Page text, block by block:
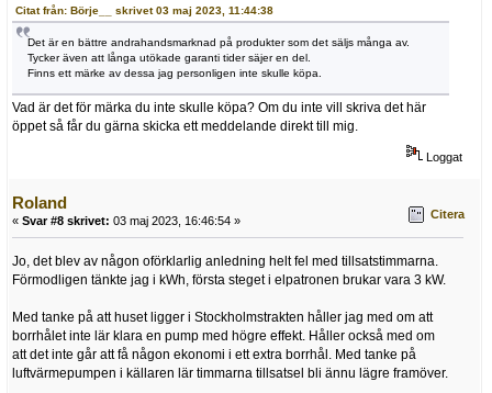
Citat från: Börje__ skrivet 03 maj 2023, 11:44:38
Det är en bättre andrahandsmarknad på produkter som det säljs många av.
Tycker även att långa utökade garanti tider säjer en del.
Finns ett märke av dessa jag personligen inte skulle köpa.
Vad är det för märka du inte skulle köpa? Om du inte vill skriva det här
öppet så får du gärna skicka ett meddelande direkt till mig.
Loggat
Roland
« Svar #8 skrivet: 03 maj 2023, 16:46:54 » Citera
Jo, det blev av någon oförklarlig anledning helt fel med tillsatstimmarna.
Förmodligen tänkte jag i kWh, första steget i elpatronen brukar vara 3 kW.
Med tanke på att huset ligger i Stockholmstrakten håller jag med om att
borrhålet inte lär klara en pump med högre effekt. Håller också med om
att det inte går att få någon ekonomi i ett extra borrhål. Med tanke på
luftvärmepumpen i källaren lär timmarna tillsatsel bli ännu lägre framöver.